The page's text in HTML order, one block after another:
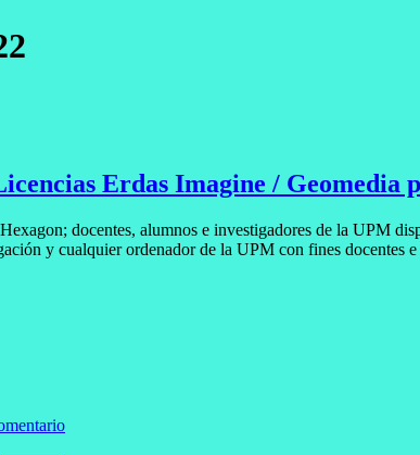
Erdas Imagine / Geomedia
docentes, alumnos e investigadores de la UPM
y cualquier ordenador de la UPM con fines docentes